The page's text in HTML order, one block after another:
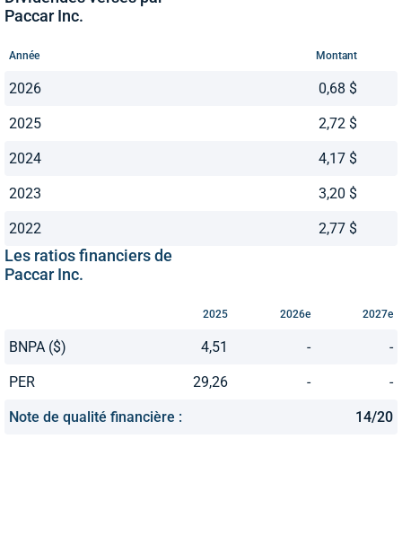
Paccar Inc.
Année Montant
2026 0,68 $
2025 2,72 $
2024 4,17 $
2023 3,20 $
2022 2,77 $
Les ratios financiers de
Paccar Inc.
2025 2026e 2027e
BNPA ($) 4,51 - -
PER 29,26 - -
Note de qualité financière : 14/20